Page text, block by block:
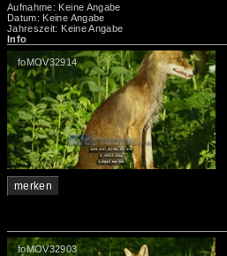
Aufnahme: Keine Angabe
Datum: Keine Angabe
Jahreszeit: Keine Angabe
Info
foMOV32914
merken
foMOV32903